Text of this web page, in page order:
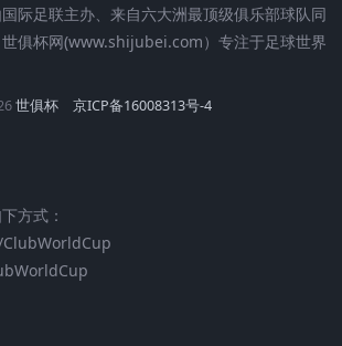
际足联主办、来自六大洲最顶级俱乐部球队同
俱杯网(www.shijubei.com）专注于足球世界
世俱杯 京ICP备16008313号-4
方式：